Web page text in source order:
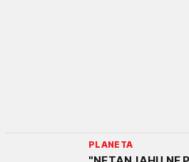
PLANETA